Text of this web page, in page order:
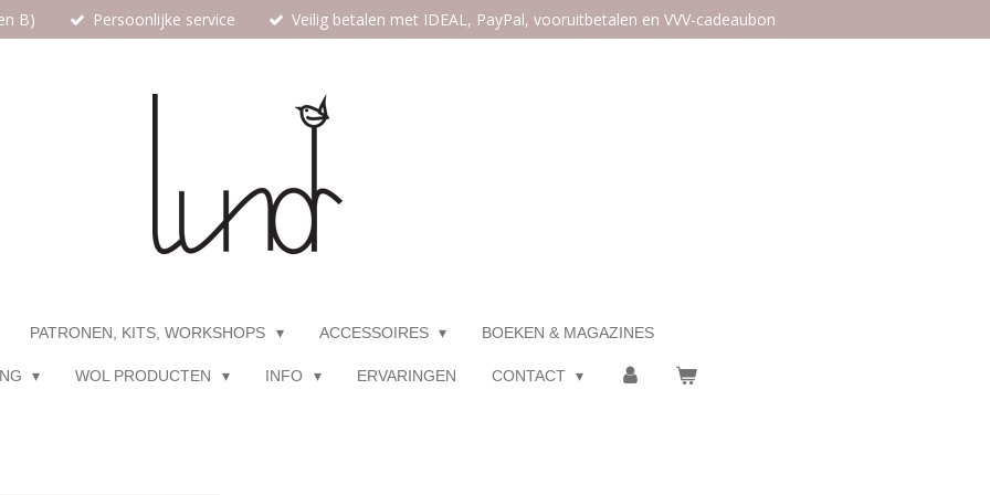
B) Persoonlijke service Veilig betalen met IDEAL, PayPal, vooruitbetalen en VVV-cadeaubon
PATRONEN, KITS, WORKSHOPS ACCESSOIRES BOEKEN & MAGAZINES
WOL PRODUCTEN INFO ERVARINGEN CONTACT